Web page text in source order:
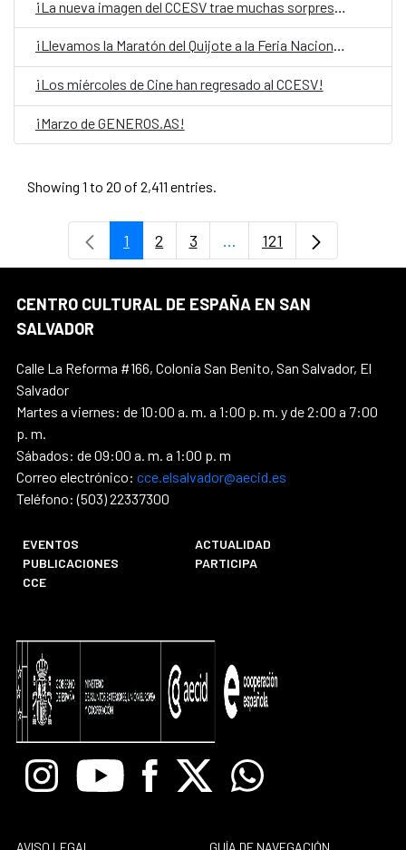
¡Llevamos la Maratón del Quijote a la Feria Nacional del libro!
¡Los miércoles de Cine han regresado al CCESV!
¡Marzo de GENEROS.AS!
Showing 1 to 20 of 2,411 entries.
Page
1 Page
2 Page
3 ...Intermediate Pages Use
Page
121
CENTRO CULTURAL DE ESPAÑA EN SAN
SALVADOR
Calle La Reforma #166, Colonia San Benito, San Salvador, El
Salvador
Martes a viernes: de 10:00 a. m. a 1:00 p. m. y de 2:00 a 7:00
p. m.
Sábados: de 09:00 a. m. a 1:00 p. m
Correo electrónico: cce.elsalvador@aecid.es
Teléfono: (503) 22337300
EVENTOS
ACTUALIDAD
PUBLICACIONES
PARTICIPA
CCE
InstagramYoutube Facebook
X Whatsapp